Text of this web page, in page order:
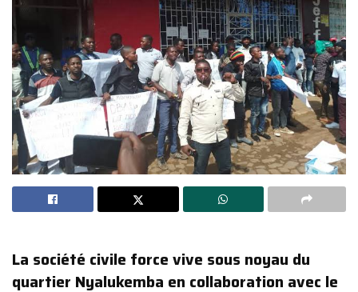
La société civile force vive sous noyau du
quartier Nyalukemba en collaboration avec le